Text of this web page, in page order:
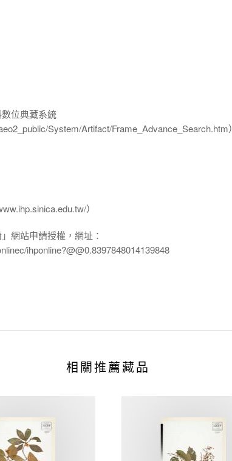
位典藏系統
System/Artifact/Frame_Advance_Search.htm）
）
網站申請授權，網址：
ihponline?@@0.8397848014139848
相關推薦藏品